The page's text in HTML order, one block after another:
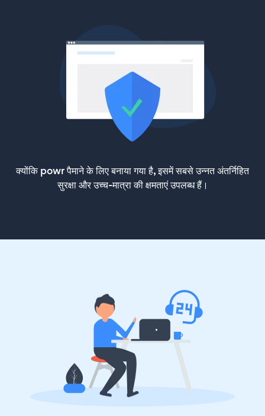
क्योंकि powr पैमाने के लिए बनाया गया है, इसमें सबसे उन्नत अंतर्निहित
सुरक्षा और उच्च-मात्रा की क्षमताएं उपलब्ध हैं।